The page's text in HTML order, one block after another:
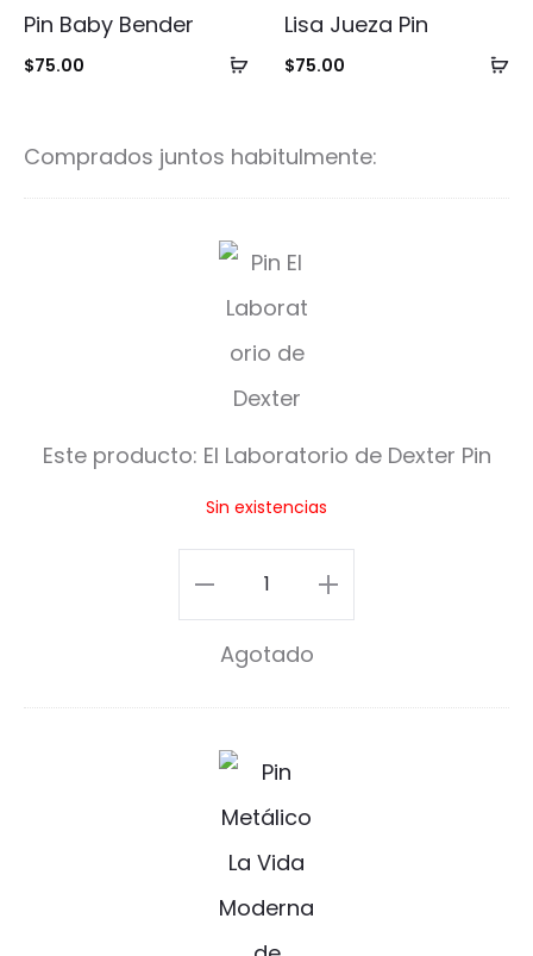
Añadir
Pin Baby Bender
$75.00
Lisa Jueza Pin
$75.00
Comprados juntos habitulmente:
E
l
L
a
r
t
o
r
Este producto: El Laboratorio de Dexter Pin
Sin existencias
El
Laboratorio
Dexter
cantidad
Agotado
L
a
V
i
d